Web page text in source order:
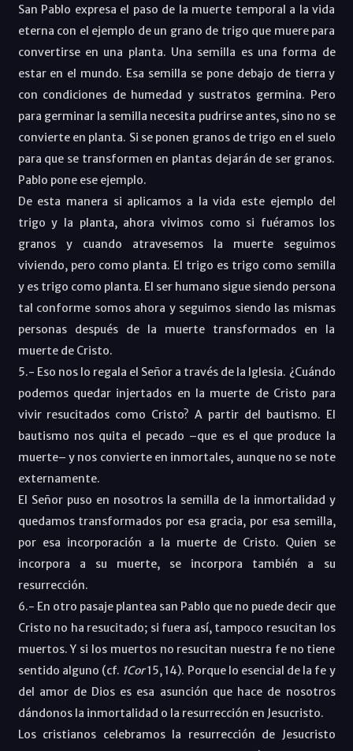
San Pablo expresa el paso de la muerte temporal a la vida
eterna con el ejemplo de un grano de trigo que muere para
convertirse en una planta. Una semilla es una forma de
estar en el mundo. Esa semilla se pone debajo de tierra y
con condiciones de humedad y sustratos germina. Pero
para germinar la semilla necesita pudrirse antes, sino no se
convierte en planta. Si se ponen granos de trigo en el suelo
para que se transformen en plantas dejarán de ser granos.
Pablo pone ese ejemplo.
De esta manera si aplicamos a la vida este ejemplo del
trigo y la planta, ahora vivimos como si fuéramos los
granos y cuando atravesemos la muerte seguimos
viviendo, pero como planta. El trigo es trigo como semilla
y es trigo como planta. El ser humano sigue siendo persona
tal conforme somos ahora y seguimos siendo las mismas
personas después de la muerte transformados en la
muerte de Cristo.
5.- Eso nos lo regala el Señor a través de la Iglesia. ¿Cuándo
podemos quedar injertados en la muerte de Cristo para
vivir resucitados como Cristo? A partir del bautismo. El
bautismo nos quita el pecado –que es el que produce la
muerte– y nos convierte en inmortales, aunque no se note
externamente.
El Señor puso en nosotros la semilla de la inmortalidad y
quedamos transformados por esa gracia, por esa semilla,
por esa incorporación a la muerte de Cristo. Quien se
incorpora a su muerte, se incorpora también a su
resurrección.
6.- En otro pasaje plantea san Pablo que no puede decir que
Cristo no ha resucitado; si fuera así, tampoco resucitan los
muertos. Y si los muertos no resucitan nuestra fe no tiene
sentido alguno (cf. 1Cor15, 14). Porque lo esencial de la fe y
del amor de Dios es esa asunción que hace de nosotros
dándonos la inmortalidad o la resurrección en Jesucristo.
Los cristianos celebramos la resurrección de Jesucristo